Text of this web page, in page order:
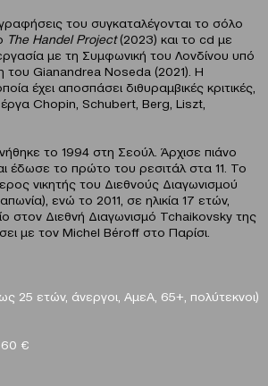
του συγκαταλέγονται το σόλο
The Handel Project(2023) και το cd με
με τη Συμφωνική του Λονδίνου υπό
του Gianandrea Noseda (2021). Η
έχει αποσπάσει διθυραμβικές κριτικές,
έργα Chopin, Schubert, Berg, Liszt,
το 1994 στη Σεούλ. Άρχισε πιάνο
έδωσε το πρώτο του ρεσιτάλ στα 11. Το
νικητής του Διεθνούς Διαγωνισμού
ενώ το 2011, σε ηλικία 17 ετών,
στον Διεθνή Διαγωνισμό Tchaikovsky της
με τον Michel Béroff στο Παρίσι.
25 ετών, άνεργοι, ΑμεΑ, 65+, πολύτεκνοι)
60 €